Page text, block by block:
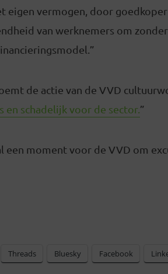
eigen vermogen, door
van werknemers om
de actie van de VVD
en schadelijk voor de sector.”
een moment voor de VVD om
Threads Bluesky Facebook